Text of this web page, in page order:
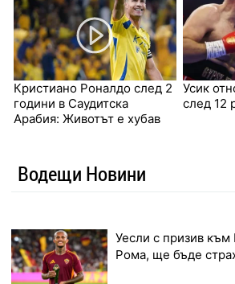
Кристиано Роналдо след 2
години в Саудитска
Арабия: Животът е хубав
Усик
след 12
Водещи Новини
Уесли с призив към
Рома, ще бъде